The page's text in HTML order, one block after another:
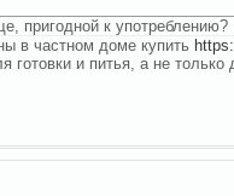
пригодной к
в частном доме купить
готовки и питья, а не